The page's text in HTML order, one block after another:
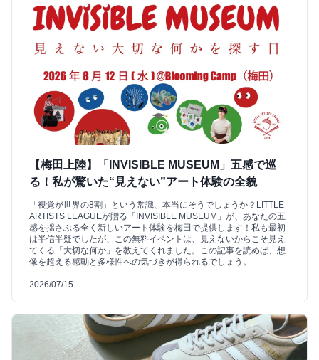
【梅田上陸】「INVISIBLE MUSEUM」五感で巡
る！私が驚いた“見えない”アート体験の全貌
「視覚が世界の8割」という常識、本当にそうでしょうか？LITTLE
ARTISTS LEAGUEが贈る「INVISIBLE MUSEUM」が、あなたの五
感を揺さぶる全く新しいアート体験を梅田で提供します！私も最初
は半信半疑でしたが、この無料イベントは、見えないからこそ見え
てくる「大切な何か」を教えてくれました。この記事を読めば、想
像を超える感動と多様性への気づきが得られるでしょう。
2026/07/15